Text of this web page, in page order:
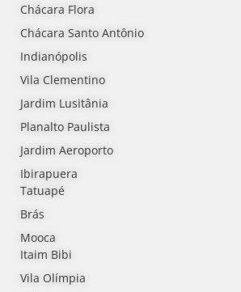
Chácara Flora
Chácara Santo Antônio
Indianópolis
Vila Clementino
Jardim Lusitânia
Planalto Paulista
Jardim Aeroporto
Ibirapuera
Tatuapé
Brás
Mooca
Itaim Bibi
Vila Olímpia